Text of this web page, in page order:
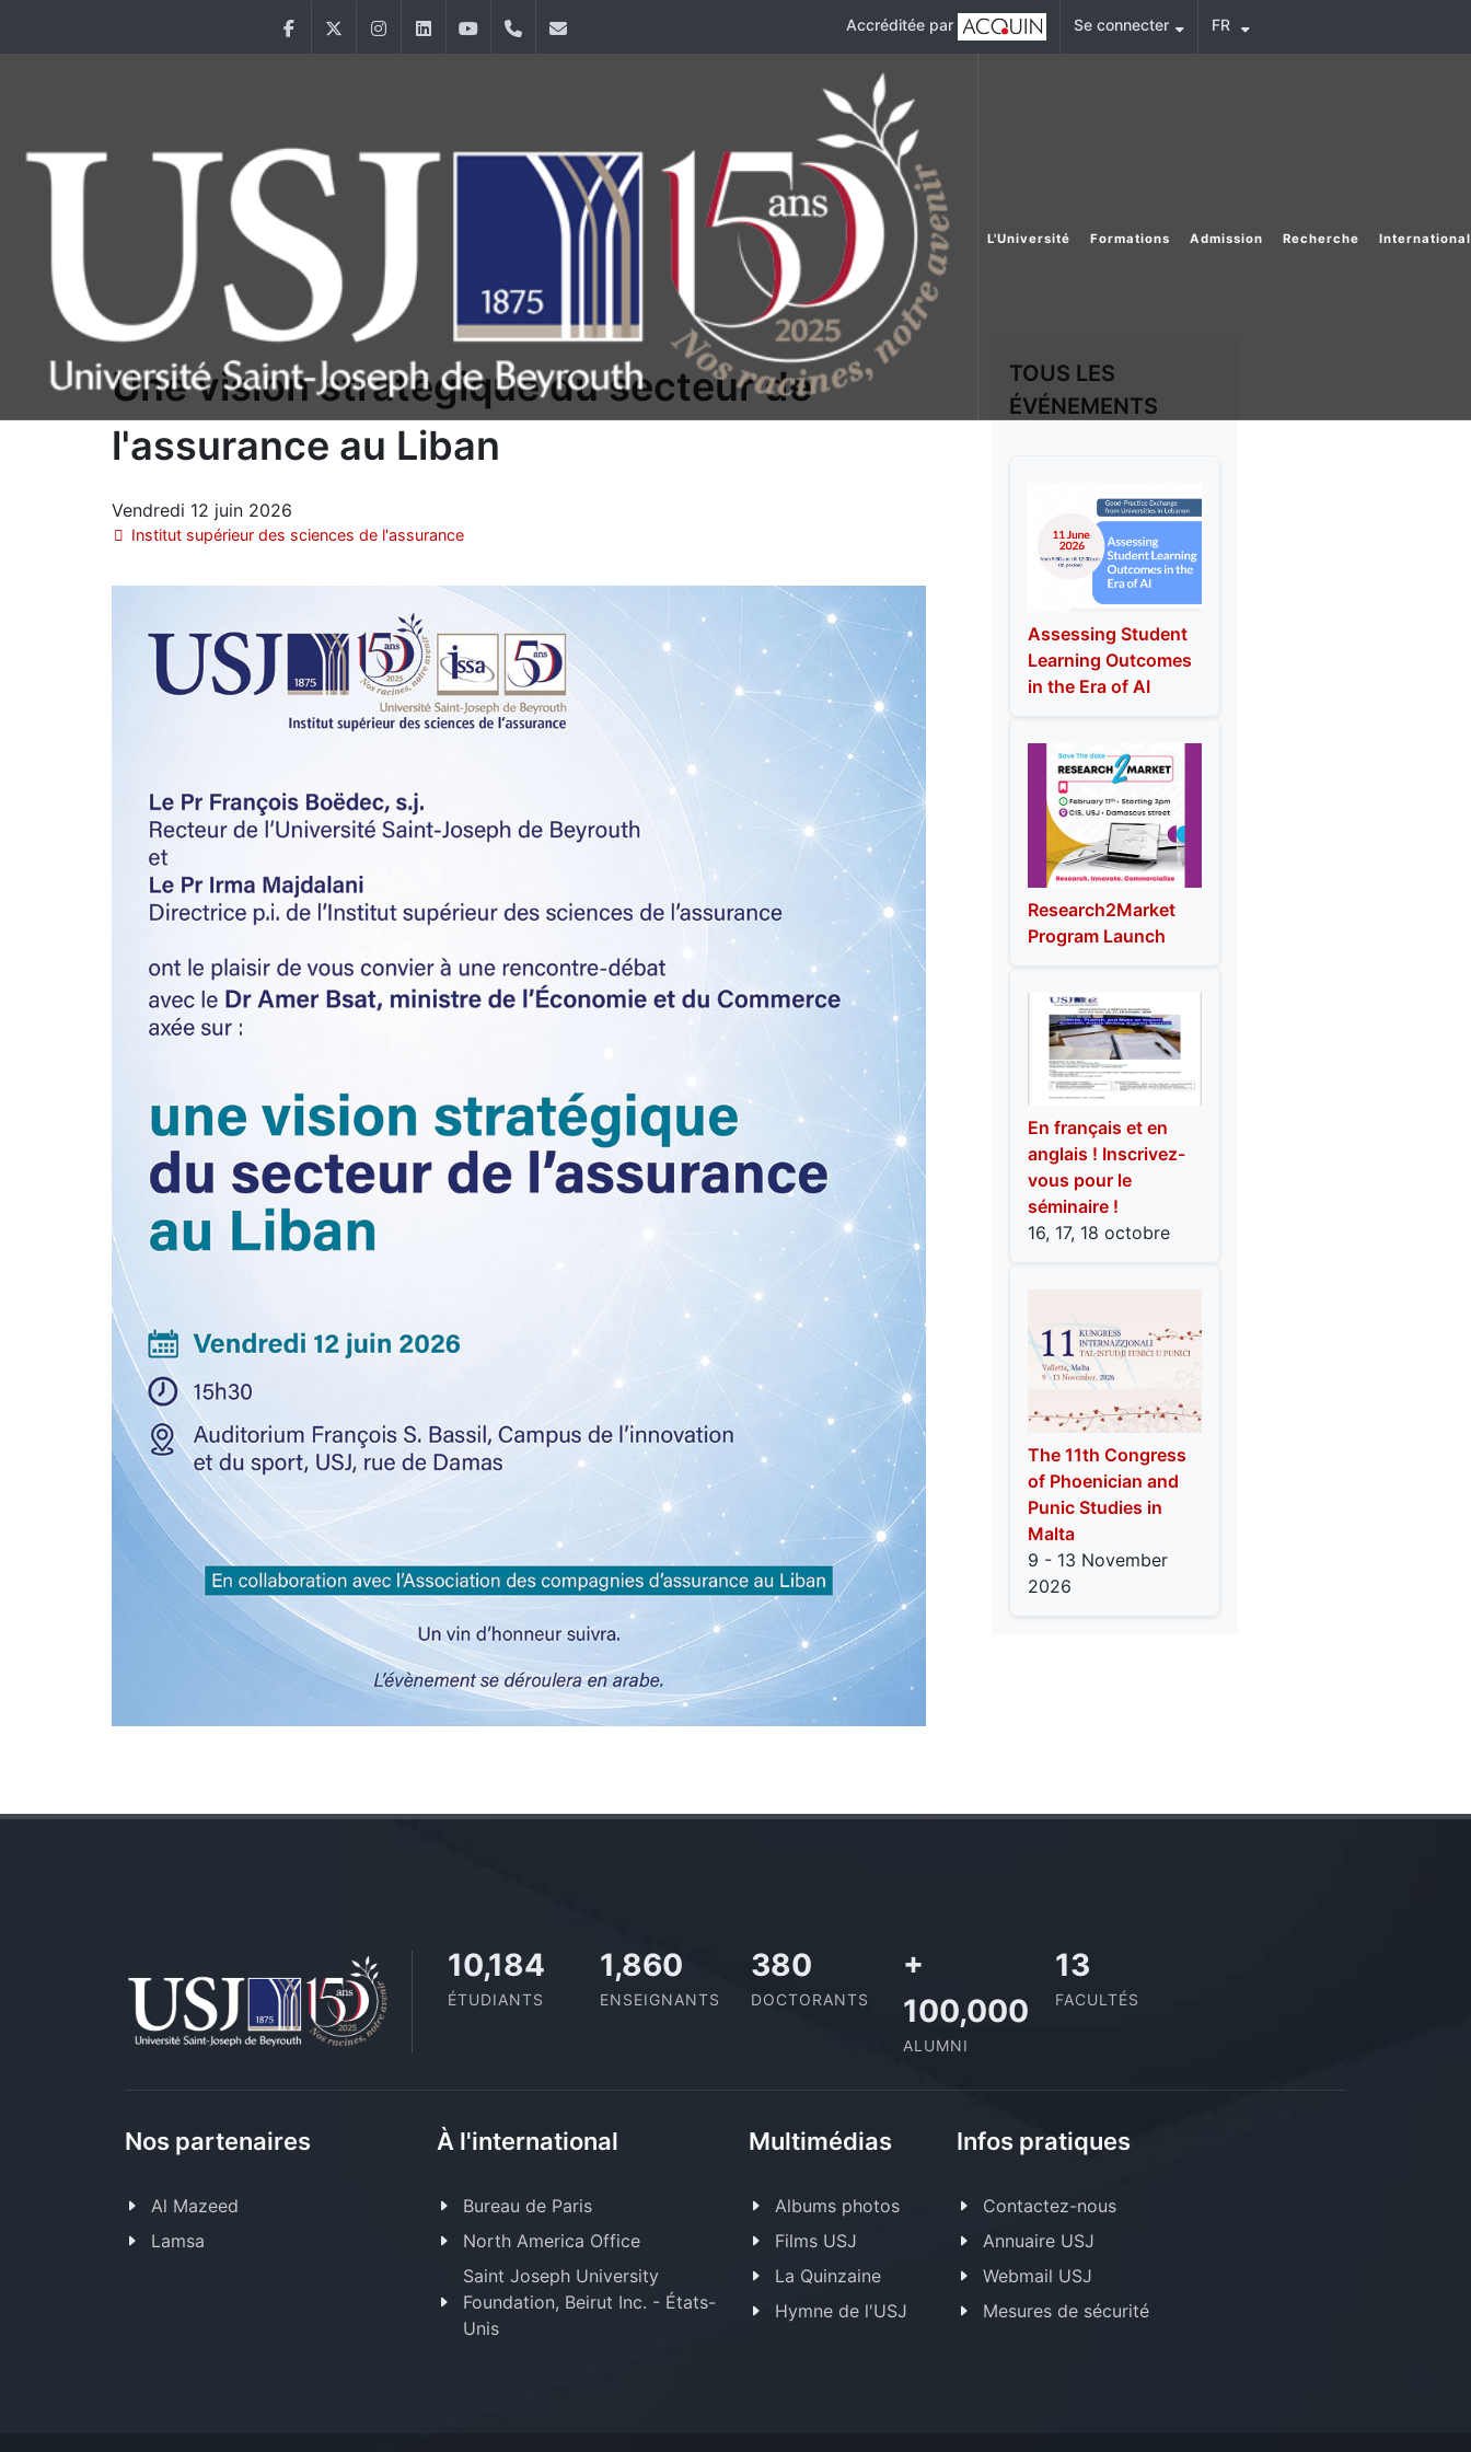
FacebookTwitter InstagramLinkedInYouTube+9611421000 Accréditée par Se connecter FR
L'Université Formations Admission Recherche International
Une vision stratégique du secteur de
l'assurance au Liban
Vendredi 12 juin 2026
Institut supérieur des sciences de l'assurance
TOUS LES
ÉVÉNEMENTS
Assessing Student
Learning Outcomes
in the Era of AI
Research2Market
Program Launch
En français et en
anglais ! Inscrivez-
vous pour le
séminaire !
16, 17, 18 octobre
The 11th Congress
of Phoenician and
Punic Studies in
Malta
9 - 13 November
2026
11,727
ÉTUDIANTS
2,142
ENSEIGNANTS
437
DOCTORANTS
+
100,000
ALUMNI
13
FACULTÉS
Nos partenaires
Al Mazeed
Lamsa
À l'international
Bureau de Paris
North America Office
Saint Joseph University
Foundation, Beirut Inc. - États-
Unis
Multimédias
Albums photos
Films USJ
La Quinzaine
Hymne de l'USJ
Infos pratiques
Contactez-nous
Annuaire USJ
Webmail USJ
Mesures de sécurité